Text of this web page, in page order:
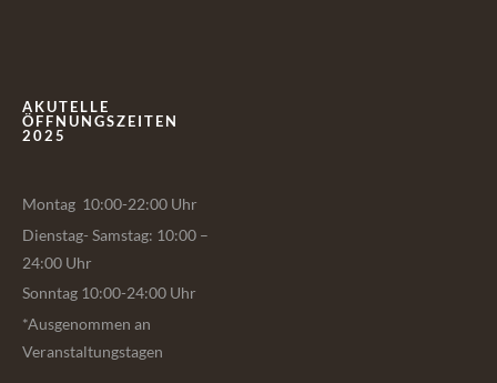
AKUTELLE
ÖFFNUNGSZEITEN
2025
Montag 10:00-22:00 Uhr
Dienstag- Samstag: 10:00 –
24:00 Uhr
Sonntag 10:00-24:00 Uhr
*Ausgenommen an
Veranstaltungstagen